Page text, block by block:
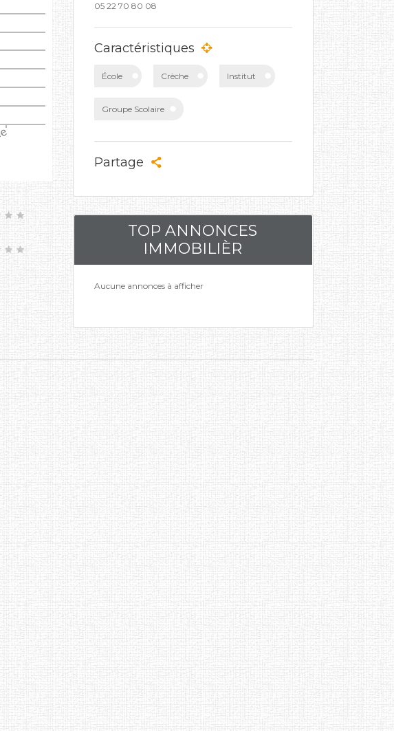
05 22 70 80 08
Caractéristiques
École Crèche Institut
Groupe Scolaire
Partage
TOP ANNONCES
IMMOBILIÈR
Aucune annonces à afficher